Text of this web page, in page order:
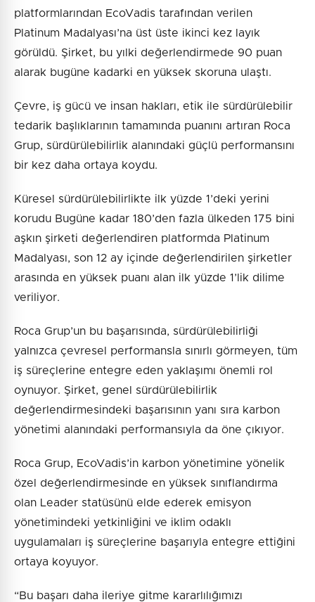
platformlarından EcoVadis tarafından verilen
Platinum Madalyası’na üst üste ikinci kez layık
görüldü. Şirket, bu yılki değerlendirmede 90 puan
alarak bugüne kadarki en yüksek skoruna ulaştı.
Çevre, iş gücü ve insan hakları, etik ile sürdürülebilir
tedarik başlıklarının tamamında puanını artıran Roca
Grup, sürdürülebilirlik alanındaki güçlü performansını
bir kez daha ortaya koydu.
Küresel sürdürülebilirlikte ilk yüzde 1’deki yerini
korudu Bugüne kadar 180’den fazla ülkeden 175 bini
aşkın şirketi değerlendiren platformda Platinum
Madalyası, son 12 ay içinde değerlendirilen şirketler
arasında en yüksek puanı alan ilk yüzde 1’lik dilime
veriliyor.
Roca Grup’un bu başarısında, sürdürülebilirliği
yalnızca çevresel performansla sınırlı görmeyen, tüm
iş süreçlerine entegre eden yaklaşımı önemli rol
oynuyor. Şirket, genel sürdürülebilirlik
değerlendirmesindeki başarısının yanı sıra karbon
yönetimi alanındaki performansıyla da öne çıkıyor.
Roca Grup, EcoVadis’in karbon yönetimine yönelik
özel değerlendirmesinde en yüksek sınıflandırma
olan Leader statüsünü elde ederek emisyon
yönetimindeki yetkinliğini ve iklim odaklı
uygulamaları iş süreçlerine başarıyla entegre ettiğini
ortaya koyuyor.
“Bu başarı daha ileriye gitme kararlılığımızı